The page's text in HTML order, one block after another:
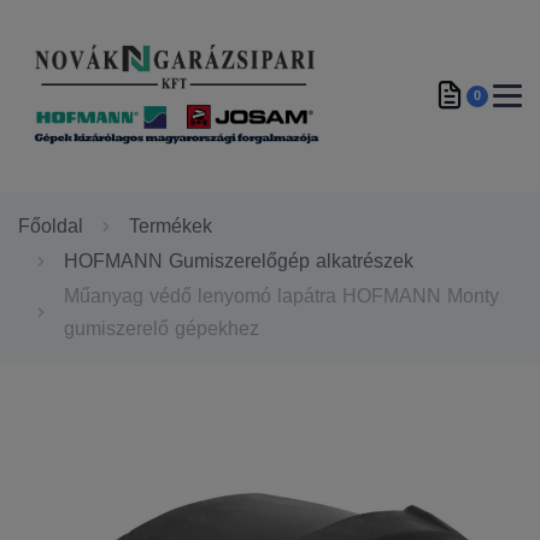
0
Főoldal
Termékek
HOFMANN Gumiszerelőgép alkatrészek
Műanyag védő lenyomó lapátra HOFMANN Monty
gumiszerelő gépekhez